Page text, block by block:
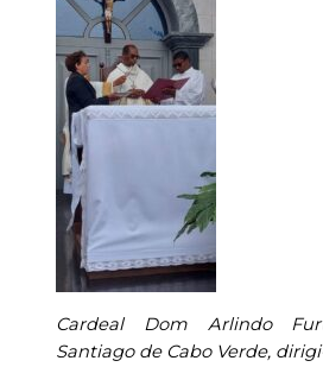
Cardeal Dom Arlindo
Santiago de Cabo Verde,